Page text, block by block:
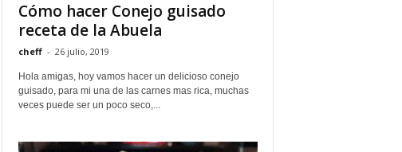
Cómo hacer Conejo guisado
receta de la Abuela
cheff - 26 julio, 2019
Hola amigas, hoy vamos hacer un delicioso conejo
guisado, para mi una de las carnes mas rica, muchas
veces puede ser un poco seco,...